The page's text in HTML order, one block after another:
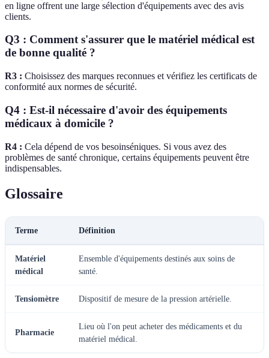
en ligne offrent une large sélection d'équipements avec des avis
clients.
Q3 : Comment s'assurer que le matériel médical est
de bonne qualité ?
R3 : Choisissez des marques reconnues et vérifiez les certificats de
conformité aux normes de sécurité.
Q4 : Est-il nécessaire d'avoir des équipements
médicaux à domicile ?
R4 : Cela dépend de vos besoinséniques. Si vous avez des
problèmes de santé chronique, certains équipements peuvent être
indispensables.
Glossaire
Terme Définition
Matériel
médical
Ensemble d'équipements destinés aux soins de
santé.
Tensiomètre Dispositif de mesure de la pression artérielle.
Pharmacie
Lieu où l'on peut acheter des médicaments et du
matériel médical.